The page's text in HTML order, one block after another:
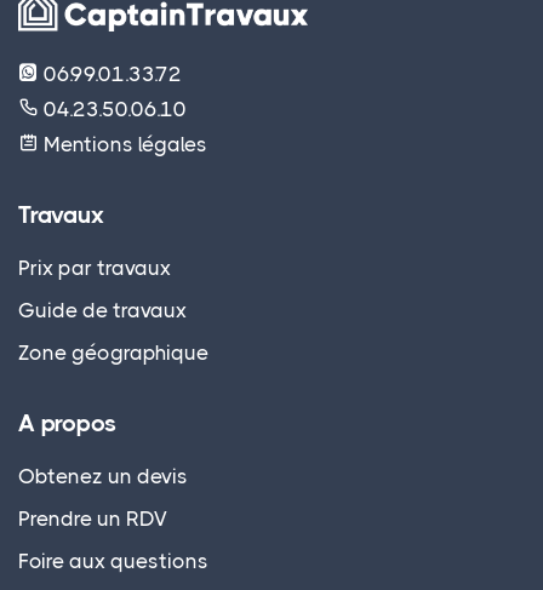
06.99.01.33.72
04.23.50.06.10
Mentions légales
Travaux
Prix par travaux
Guide de travaux
Zone géographique
A propos
Obtenez un devis
Prendre un RDV
Foire aux questions